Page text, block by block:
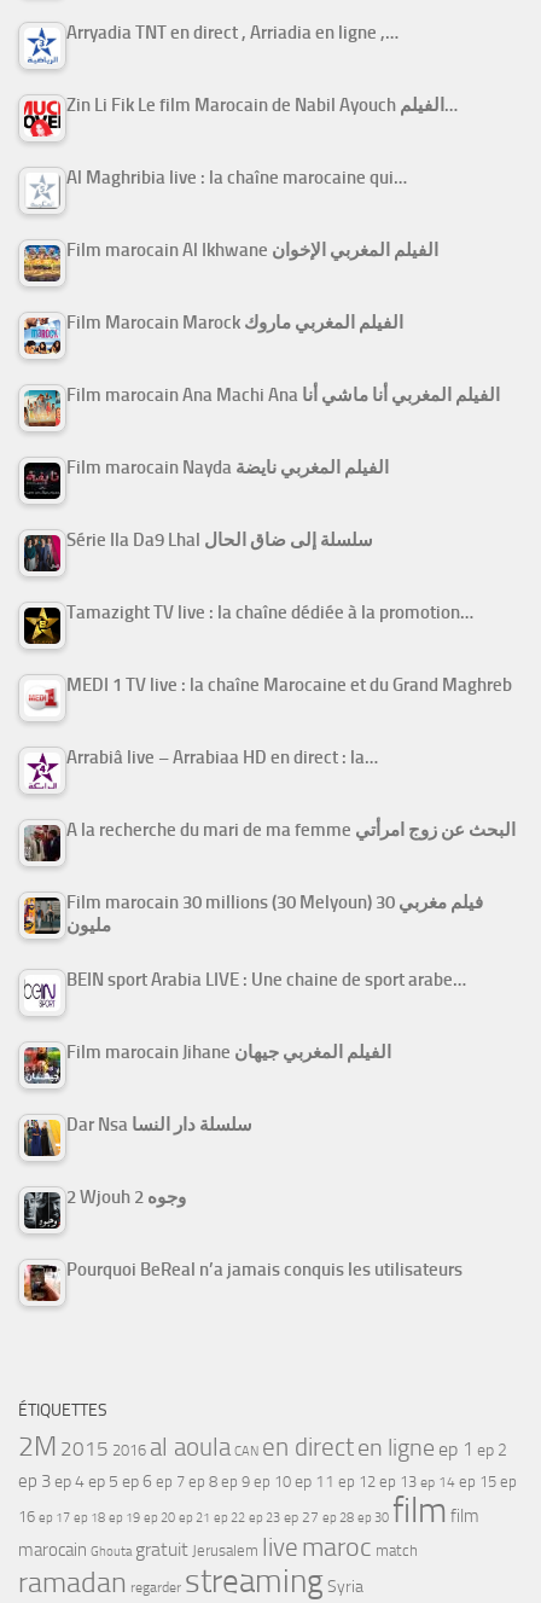
Arryadia TNT en direct , Arriadia en ligne ,…
Zin Li Fik Le film Marocain de Nabil Ayouch الفيلم…
Al Maghribia live : la chaîne marocaine qui…
Film marocain Al Ikhwane الفيلم المغربي الإخوان
Film Marocain Marock الفيلم المغربي ماروك
Film marocain Ana Machi Ana الفيلم المغربي أنا ماشي أنا
Film marocain Nayda الفيلم المغربي نايضة
Série Ila Da9 Lhal سلسلة إلى ضاق الحال
Tamazight TV live : la chaîne dédiée à la promotion…
MEDI 1 TV live : la chaîne Marocaine et du Grand Maghreb
Arrabiâ live – Arrabiaa HD en direct : la…
A la recherche du mari de ma femme البحث عن زوج امرأتي
Film marocain 30 millions (30 Melyoun) فيلم مغربي 30
مليون
BEIN sport Arabia LIVE : Une chaine de sport arabe…
Film marocain Jihane الفيلم المغربي جيهان
Dar Nsa سلسلة دار النسا
2 Wjouh 2 وجوه
Pourquoi BeReal n’a jamais conquis les utilisateurs
ÉTIQUETTES
2M 2015 2016 al aoula CAN en directen ligne ep 1 ep 2
ep 3ep 4ep 5 ep 6 ep 7 ep 8 ep 9 ep 10 ep 11 ep 12 ep 13 ep 14 ep 15 ep
16 ep 17 ep 18 ep 19 ep 20 ep 21 ep 22 ep 23 ep 27 ep 28 ep 30 film film
marocain Ghouta gratuit Jerusalem live maroc match
ramadan regarder streamingSyria